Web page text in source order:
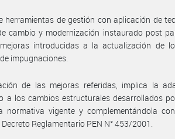
herramientas de gestión con aplicación de
cambio y modernización instaurado post
introducidas a la actualización de
impugnaciones.
de las mejoras referidas, implica la
a los cambios estructurales desarrollados
normativa vigente y complementándola
Reglamentario PEN N° 453/2001.